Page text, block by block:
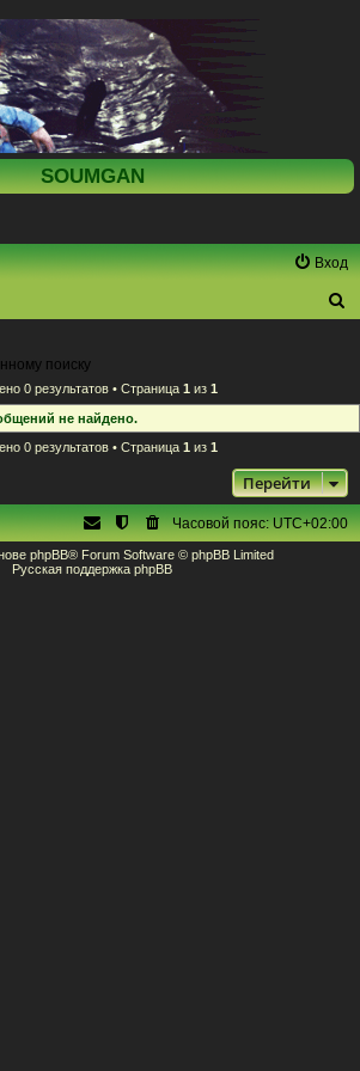
SOUMGAN
Вход
поиску
0 результатов • Страница 1 из 1
не найдено.
0 результатов • Страница 1 из 1
Перейти
Часовой пояс:UTC+02:00
phpBB® Forum Software © phpBB Limited
Русская поддержка phpBB